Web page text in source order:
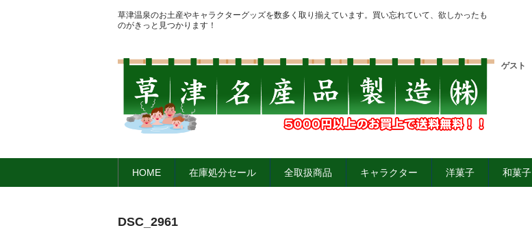
草津温泉のお土産やキャラクターグッズを数多く取り揃えています。買い忘れていて、欲しかったも
のがきっと見つかります！
ゲスト
HOME 在庫処分セール 全取扱商品 キャラクター 洋菓子 和菓子
DSC_2961